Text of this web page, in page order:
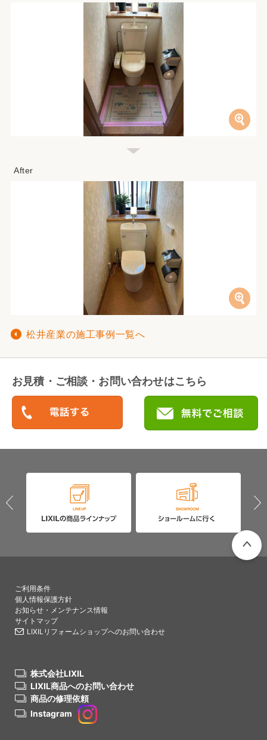
松井産業の施工事例一覧へ
お見積・ご相談・お問い合わせはこちら
ご利用条件
個人情報保護方針
お知らせ・メンテナンス情報
サイトマップ
LIXILリフォームショップへのお問い合わせ
株式会社LIXIL
LIXIL商品へのお問い合わせ
商品の修理依頼
Instagram